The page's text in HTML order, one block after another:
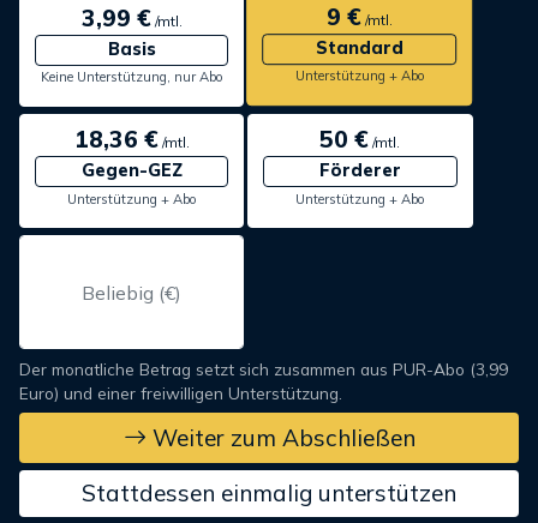
3,99 €/mtl.
Basis
Keine Unterstützung, nur Abo
9 €/mtl.
Standard
Unterstützung + Abo
18,36 €/mtl.
Gegen-GEZ
Unterstützung + Abo
50 € /mtl.
Förderer
Unterstützung + Abo
Der monatliche Betrag setzt sich zusammen aus PUR-Abo (3,99
Euro) und einer freiwilligen Unterstützung.
Weiter zum Abschließen
Stattdessen einmalig unterstützen